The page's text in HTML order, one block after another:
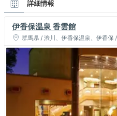
詳細情報
伊香保温泉 香雲館
群馬県 / 渋川、伊香保温泉、伊香保